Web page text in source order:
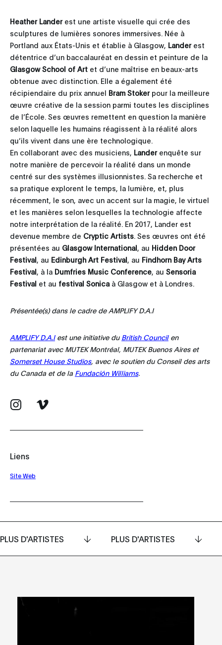
Heather Lander est une artiste visuelle qui crée des
sculptures de lumières sonores immersives. Née à
Portland aux États-Unis et établie à Glasgow, Landerest
détentrice d’un baccalauréat en dessin et peinture de la
Glasgow School of Art et d’une maîtrise en beaux-arts
obtenue avec distinction. Elle a également été
récipiendaire du prix annuel Bram Stokerpour la meilleure
œuvre créative de la session parmi toutes les disciplines
de l’École. Ses œuvres remettent en question la manière
selon laquelle les humains réagissent à la réalité alors
qu’ils vivent dans une ère technologique.
En collaborant avec des musiciens, Landerenquête sur
notre manière de percevoir la réalité dans un monde
centré sur des systèmes illusionnistes. Sa recherche et
sa pratique explorent le temps, la lumière, et, plus
récemment, le son, avec un accent sur la magie, le virtuel
et les manières selon lesquelles la technologie affecte
notre interprétation de la réalité. En 2017, Lander est
devenue membre de Cryptic Artists. Ses œuvres ont été
présentées au Glasgow International, au Hidden Door
Festival, au Edinburgh Art Festival, au Findhorn Bay Arts
Festival, à la Dumfries Music Conference, au Sensoria
Festival et au festival Sonicaà Glasgow et à Londres.
Présentée(s) dans le cadre de AMPLIFY D.A.I
AMPLIFY D.A.Iest une initiative du British Councilen
partenariat avec MUTEK Montréal, MUTEK Buenos Aires et
Somerset House Studios, avec le soutien du Conseil des arts
du Canada et de la Fundación Williams.
Liens
Site Web
PLUS D'ARTISTES PLUS D'ARTISTES